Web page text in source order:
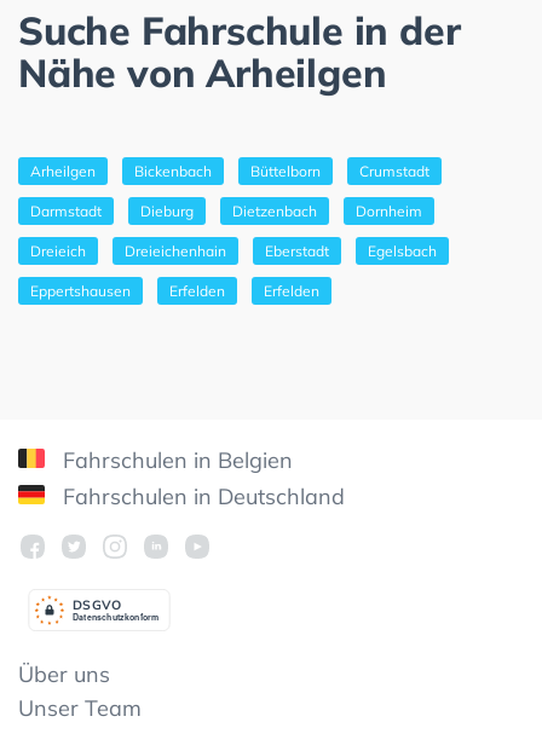
Suche Fahrschule in der
Nähe von Arheilgen
Arheilgen Bickenbach Büttelborn Crumstadt
Darmstadt Dieburg Dietzenbach Dornheim
Dreieich Dreieichenhain Eberstadt Egelsbach
Eppertshausen Erfelden Erfelden
Fahrschulen in Belgien
Fahrschulen in Deutschland
Datenschutzkonform
DSGVO
Über uns
Unser Team